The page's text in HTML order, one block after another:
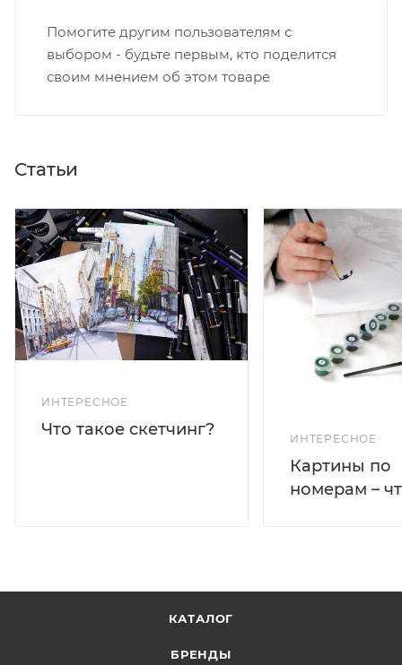
Помогите другим пользователям с
выбором - будьте первым, кто поделится
своим мнением об этом товаре
Статьи
ИНТЕРЕСНОЕ
Что такое скетчинг?
ИНТЕРЕСНОЕ
Картины по
номерам –
КАТАЛОГ
БРЕНДЫ